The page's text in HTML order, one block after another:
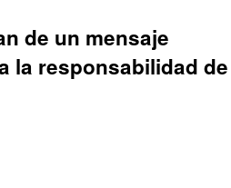
de un mensaje
la responsabilidad de